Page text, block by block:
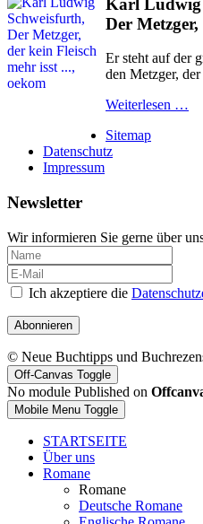
Der
Er steht auf der
den Metzger,
Weiterlesen …
Sitemap
Datenschutz
Impressum
Newsletter
Wir informieren Sie gerne über
Ich akzeptiere die
Abonnieren
© Neue Buchtipps und
Off-Canvas Toggle
No module Published on
Mobile Menu Toggle
STARTSEITE
Über uns
Romane
Romane
Deutsche Romane